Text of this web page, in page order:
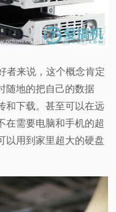
者来说，这个概念肯定
随地的把自己的数据
和下载。甚至可以在远
在需要电脑和手机的超
以用到家里超大的硬盘